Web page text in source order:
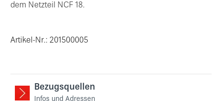
dem Netzteil NCF 18.
Artikel-Nr.: 201500005
Bezugsquellen
Infos und Adressen